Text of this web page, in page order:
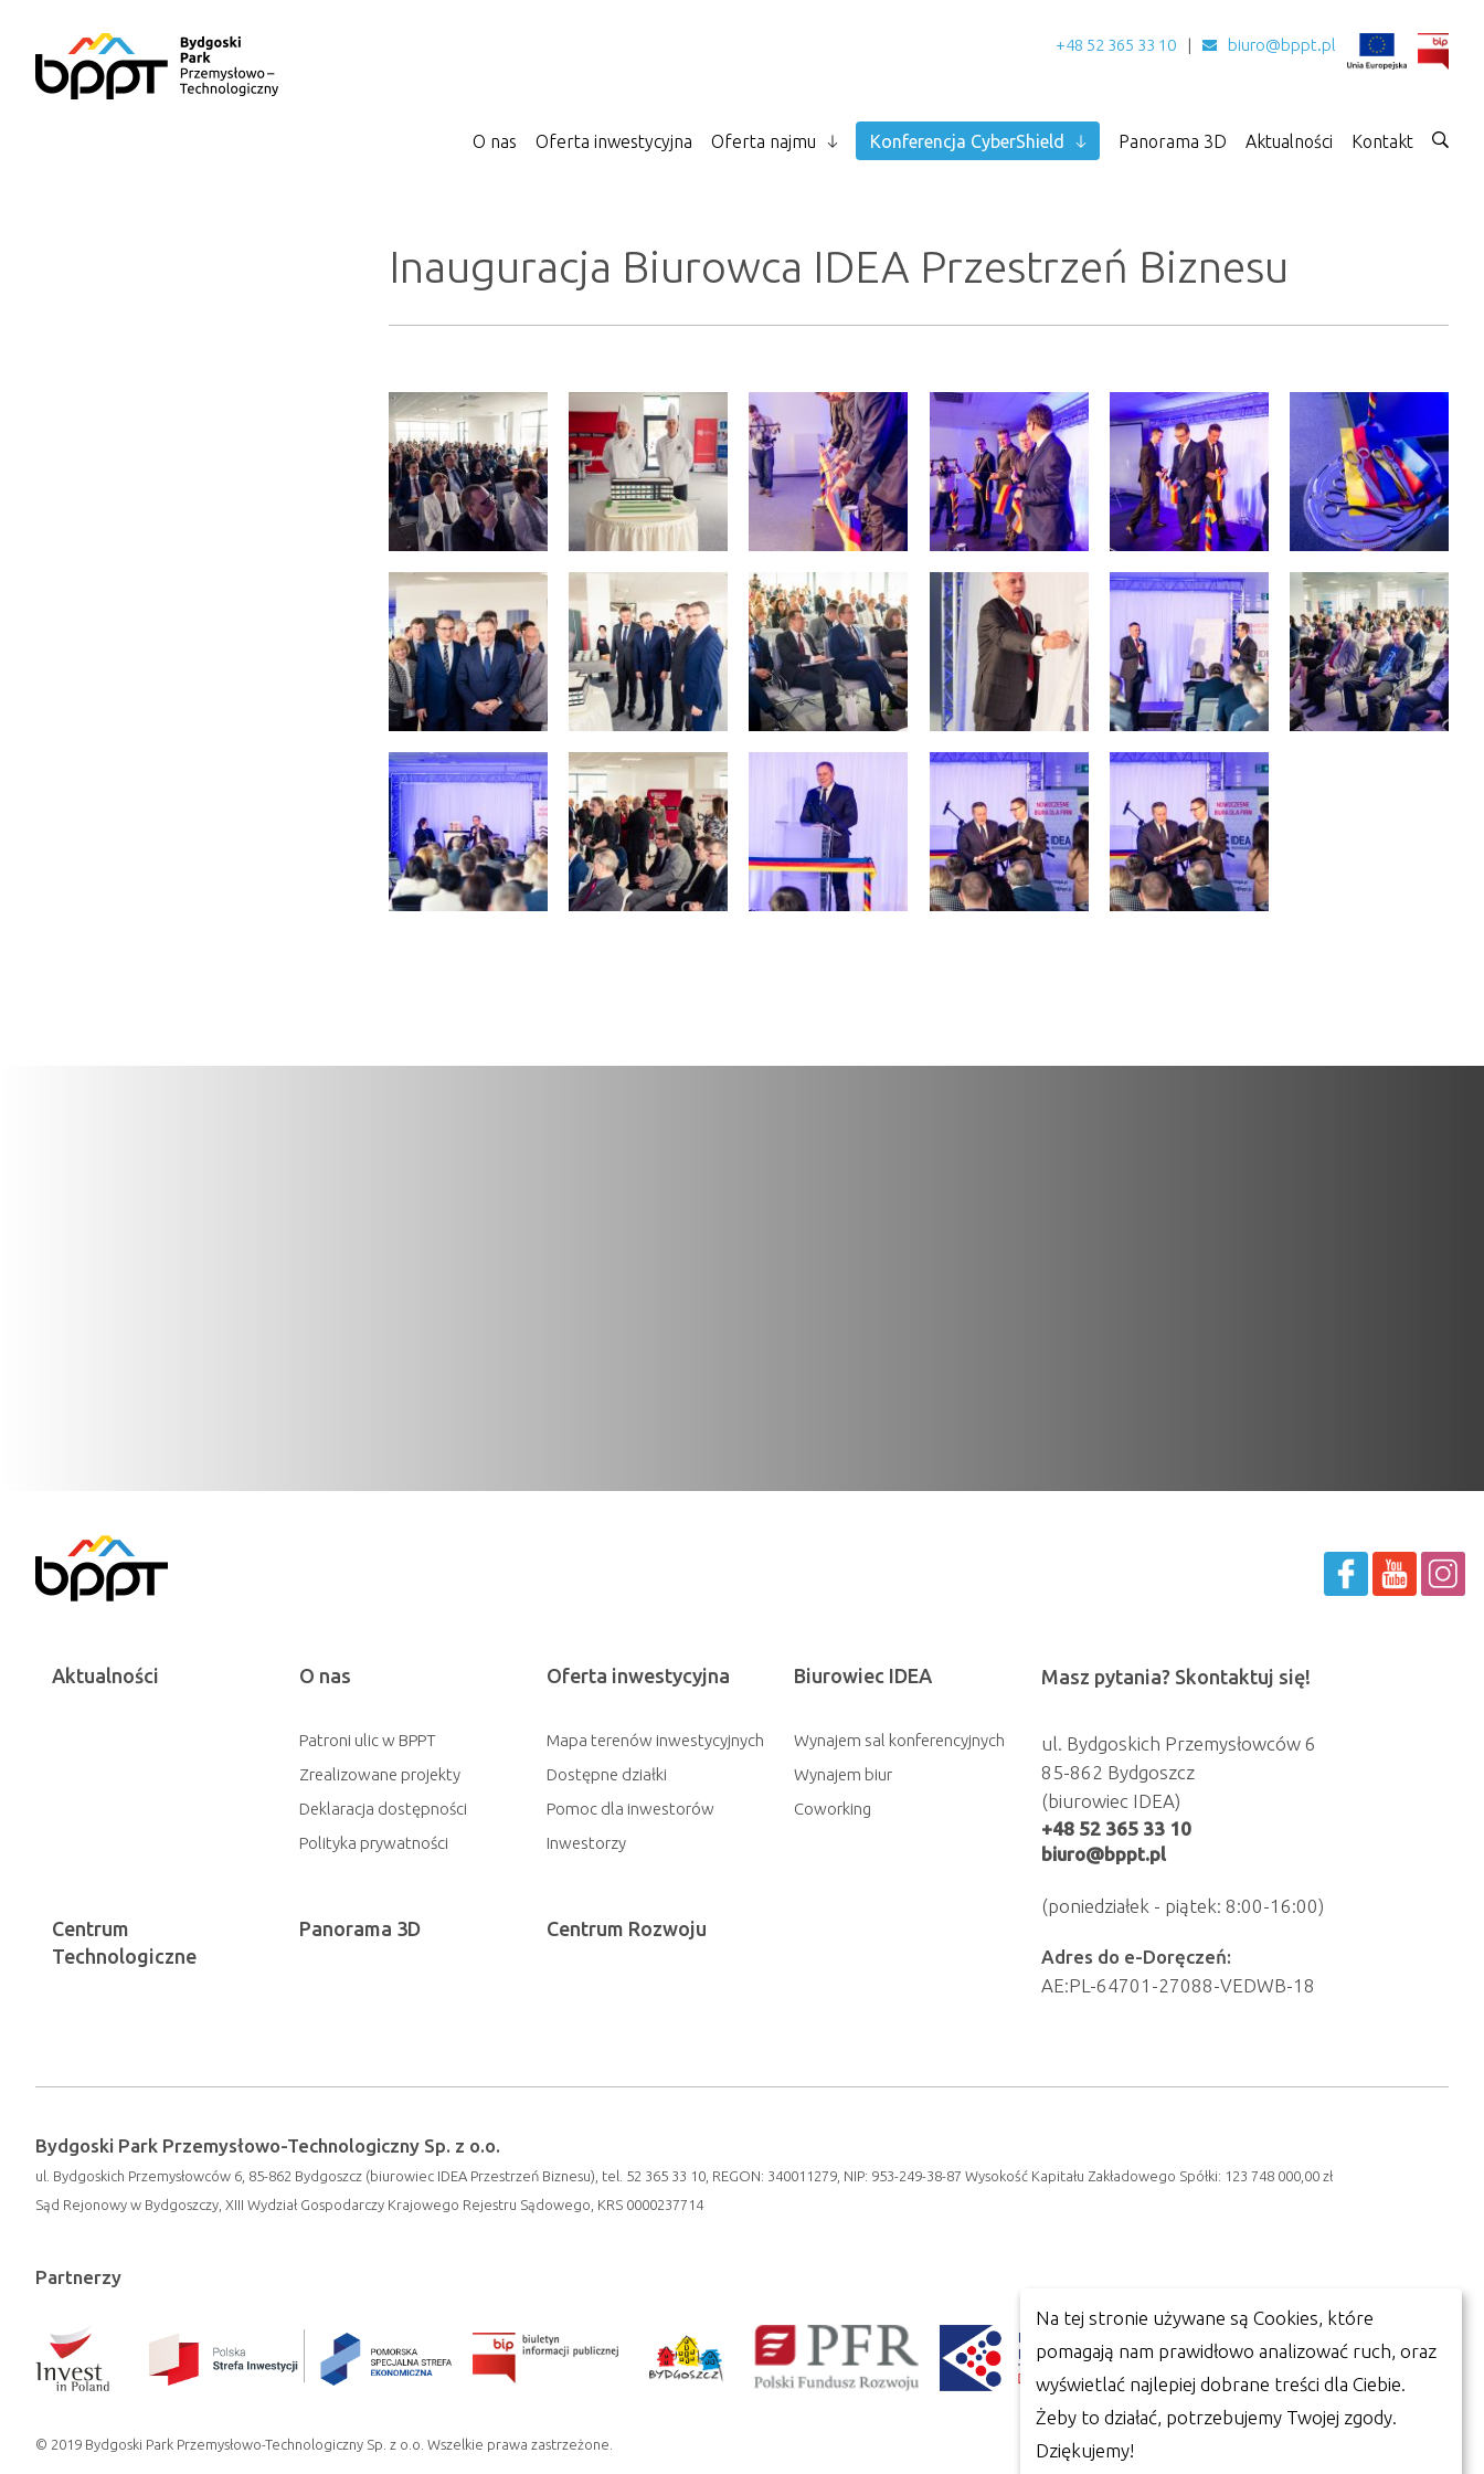
+48 52 365 33 10 biuro@bppt.pl
O nas Oferta inwestycyjna Oferta najmu Konferencja CyberShield Panorama 3D Aktualności Kontakt
Inauguracja Biurowca IDEA Przestrzeń Biznesu
Aktualności O nas
Patroni ulic w BPPT
Zrealizowane projekty
Deklaracja dostępności
Polityka prywatności
Oferta inwestycyjna
Mapa terenów inwestycyjnych
Dostępne działki
Pomoc dla inwestorów
Inwestorzy
Biurowiec IDEA
Wynajem sal konferencyjnych
Wynajem biur
Coworking
Centrum
Technologiczne
Panorama 3D Centrum Rozwoju
Masz pytania? Skontaktuj się!
ul. Bydgoskich Przemysłowców 6
85-862 Bydgoszcz
(biurowiec IDEA)
+48 52 365 33 10
biuro@bppt.pl
(poniedziałek - piątek: 8:00-16:00)
Adres do e-Doręczeń:
AE:PL-64701-27088-VEDWB-18
Bydgoski Park Przemysłowo-Technologiczny Sp. z o.o.
ul. Bydgoskich Przemysłowców 6, 85-862 Bydgoszcz (biurowiec IDEA Przestrzeń Biznesu), tel. 52 365 33 10, REGON: 340011279, NIP: 953-249-38-87 Wysokość Kapitału Zakładowego Spółki: 123 748 000,00 zł
Sąd Rejonowy w Bydgoszczy, XIII Wydział Gospodarczy Krajowego Rejestru Sądowego, KRS 0000237714
Partnerzy
© 2019 Bydgoski Park Przemysłowo-Technologiczny Sp. z o.o. Wszelkie prawa zastrzeżone.
Na tej stronie używane są Cookies, które
pomagają nam prawidłowo analizować ruch, oraz
wyświetlać najlepiej dobrane treści dla Ciebie.
Żeby to działać, potrzebujemy Twojej zgody.
Dziękujemy!